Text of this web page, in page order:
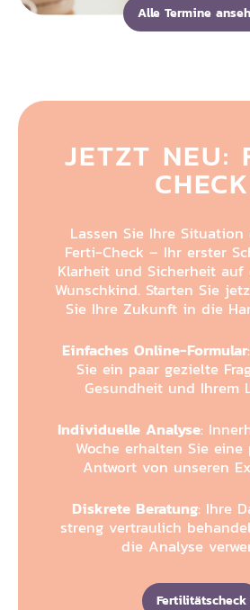
Alle Termine
JETZT NEU:
CHECK
Lassen Sie Ihre Situation
Ferti-Check – Ihr erster
Klarheit und Sicherheit auf
Wunschkind. Starten Sie
Sie Ihre Zukunft in die
Einfaches Online-Formular
Sie ein paar gezielte
Gesundheit und Ihrem
Individuelle Analyse:
Woche erhalten Sie eine
Antwort von unseren
Diskrete Beratung: Ihre
streng vertraulich
die Analyse
Fertilitätscheck